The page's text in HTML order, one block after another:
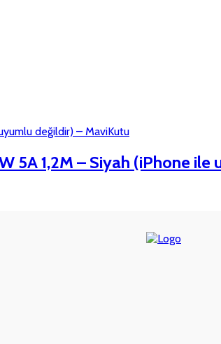
5A 1,2M – Siyah (iPhone